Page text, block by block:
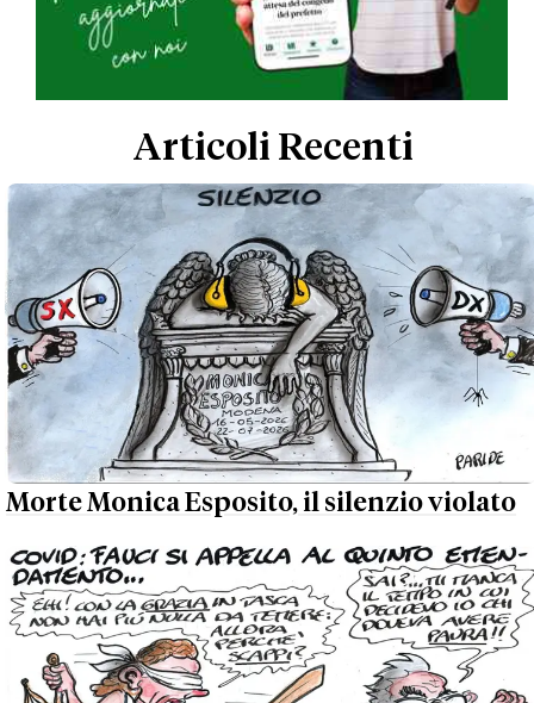
Articoli Recenti
Morte Monica Esposito, il silenzio violato